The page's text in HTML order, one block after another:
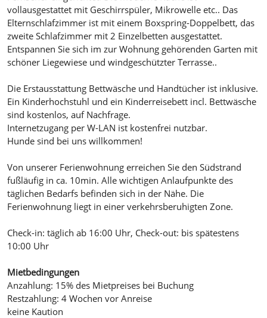
vollausgestattet mit Geschirrspüler, Mikrowelle etc.. Das
Elternschlafzimmer ist mit einem Boxspring-Doppelbett, das
zweite Schlafzimmer mit 2 Einzelbetten ausgestattet.
Entspannen Sie sich im zur Wohnung gehörenden Garten mit
schöner Liegewiese und windgeschützter Terrasse..
Die Erstausstattung Bettwäsche und Handtücher ist inklusive.
Ein Kinderhochstuhl und ein Kinderreisebett incl. Bettwäsche
sind kostenlos, auf Nachfrage.
Internetzugang per W-LAN ist kostenfrei nutzbar.
Hunde sind bei uns willkommen!
Von unserer Ferienwohnung erreichen Sie den Südstrand
fußläufig in ca. 10min. Alle wichtigen Anlaufpunkte des
täglichen Bedarfs befinden sich in der Nähe. Die
Ferienwohnung liegt in einer verkehrsberuhigten Zone.
Check-in: täglich ab 16:00 Uhr, Check-out: bis spätestens
10:00 Uhr
Mietbedingungen
Anzahlung: 15% des Mietpreises bei Buchung
Restzahlung: 4 Wochen vor Anreise
keine Kaution